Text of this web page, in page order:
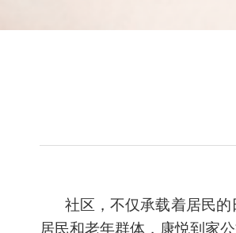
社区，不仅承载着居民
居民和老年群体，康悦到家